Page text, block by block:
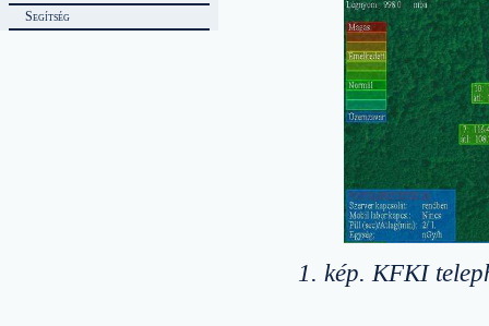
Segítség
1. kép. KFKI